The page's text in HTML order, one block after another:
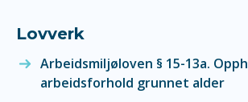
Lovverk
Arbeidsmiljøloven § 15-13a.
arbeidsforhold grunnet alder